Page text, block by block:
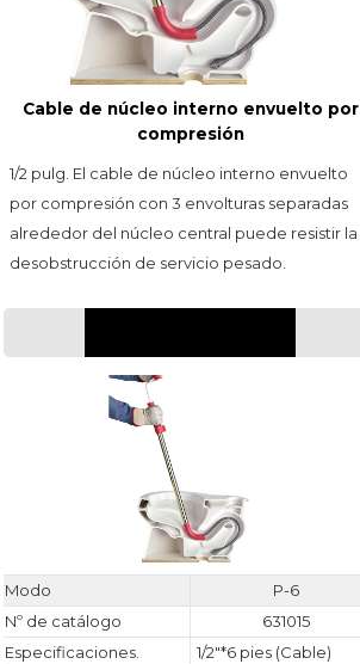
Cable de núcleo interno envuelto por
compresión
1/2 pulg. El cable de núcleo interno envuelto
por compresión con 3 envolturas separadas
alrededor del núcleo central puede resistir la
desobstrucción de servicio pesado.
Modo
P-6
Nº de catálogo
631015
Especificaciones.
1/2"*6 pies (Cable)